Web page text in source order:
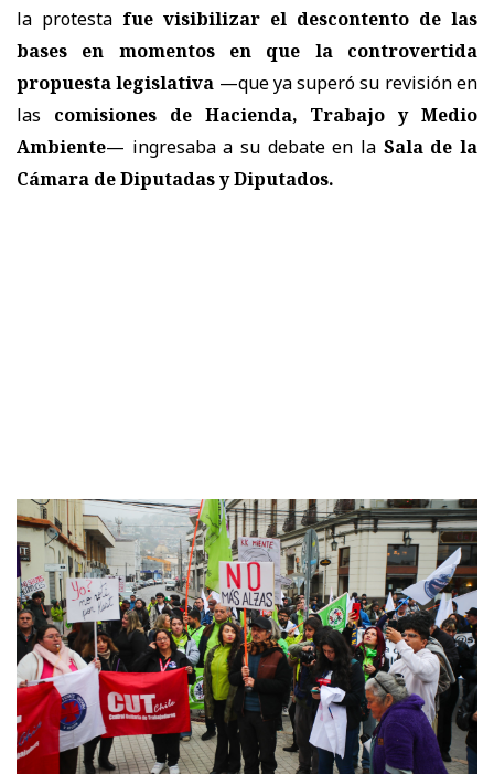
la protesta fue visibilizar el descontento de las
bases en momentos en que la controvertida
propuesta legislativa —que ya superó su revisión en
las comisiones de Hacienda, Trabajo y Medio
Ambiente— ingresaba a su debate en la Sala de la
Cámara de Diputadas y Diputados.